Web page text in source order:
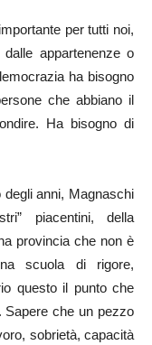
per tutti noi,
dalle appartenenze o
ha bisogno
che abbiano il
Ha bisogno di
anni, Magnaschi
piacentini, della
provincia che non è
scuola di rigore,
questo il punto che
Sapere che un pezzo
sobrietà, capacità